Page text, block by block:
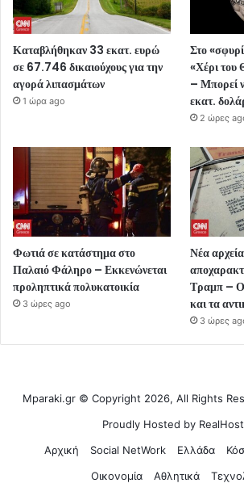
Καταβλήθηκαν 33 εκατ. ευρώ
σε 67.746 δικαιούχους για την
αγορά λιπασμάτων
1 ώρα ago
Στο
«Χέρι του
– Μπορεί
εκατ.
2 ώρες
Φωτιά σε κατάστημα στο
Παλαιό Φάληρο – Εκκενώνεται
προληπτικά πολυκατοικία
3 ώρες ago
Νέα
Τραμπ –
και τα
3 ώρες
Mparaki.gr © Copyright 2026, All Rights
Proudly Hosted by
Αρχική
Social NetWork Ελλάδα
Οικονομία
Αθλητικά